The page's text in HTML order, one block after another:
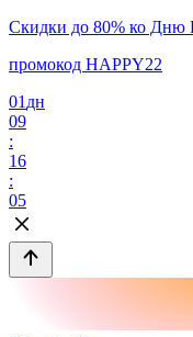
Скидки до 80% ко Дню
промокод HAPPY22
01 дн
09
:
16
:
05